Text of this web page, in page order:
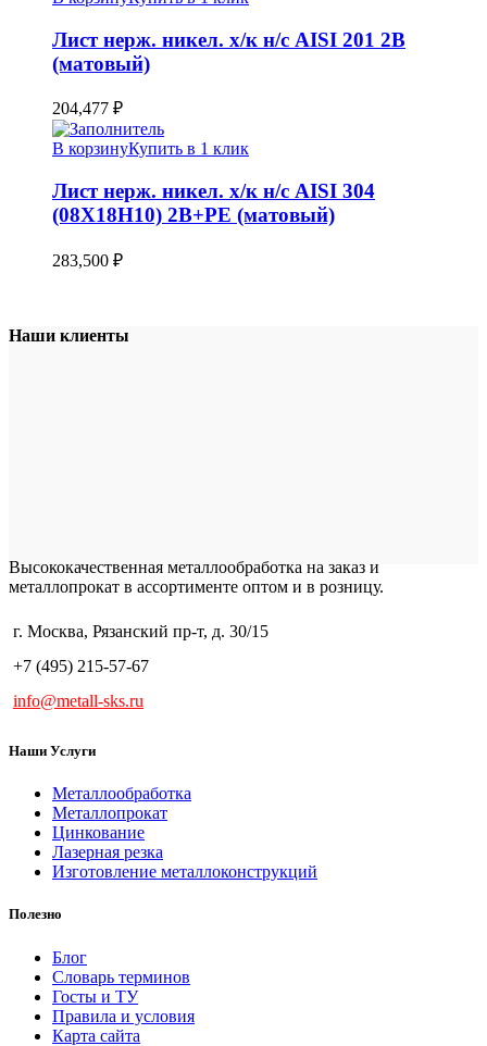
Лист нерж. никел. х/к н/с AISI 201 2B
(матовый)
204,477 ₽
В корзинуКупить в 1 клик
Лист нерж. никел. х/к н/с AISI 304
(08Х18Н10) 2B+PE (матовый)
283,500 ₽
Наши клиенты
Высококачественная металлообработка на заказ и
металлопрокат в ассортименте оптом и в розницу.
г. Москва, Рязанский пр-т, д. 30/15
+7 (495) 215-57-67
info@metall-sks.ru
Наши Услуги
Металлообработка
Металлопрокат
Цинкование
Лазерная резка
Изготовление металлоконструкций
Полезно
Блог
Словарь терминов
Госты и ТУ
Правила и условия
Карта сайта